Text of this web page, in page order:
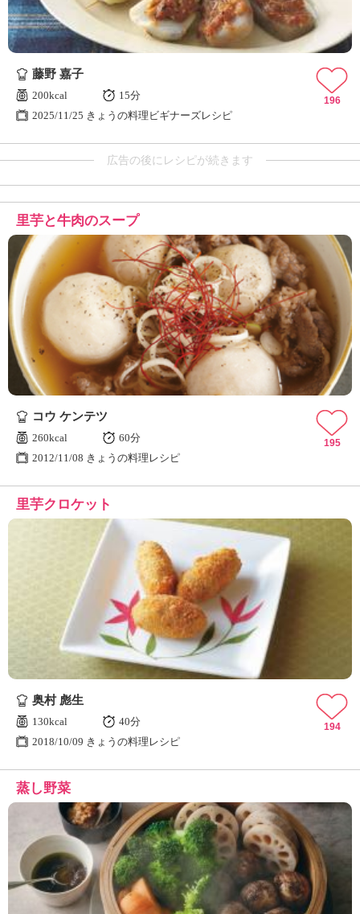
藤野 嘉子
200kcal
15分
2025/11/25 きょうの料理ビギナーズレシピ
196
広告の後にレシピが続きます
里芋と牛肉のスープ
コウ ケンテツ
260kcal
60分
2012/11/08 きょうの料理レシピ
195
里芋クロケット
奥村 彪生
130kcal
40分
2018/10/09 きょうの料理レシピ
194
蒸し野菜